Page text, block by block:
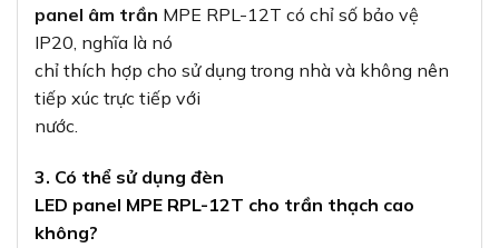
panel âm trần MPE RPL-12T có chỉ số bảo vệ
IP20, nghĩa là nó
chỉ thích hợp cho sử dụng trong nhà và không nên
tiếp xúc trực tiếp với
nước.
3. Có thể sử dụng đèn
LED panel MPE RPL-12T cho trần thạch cao
không?